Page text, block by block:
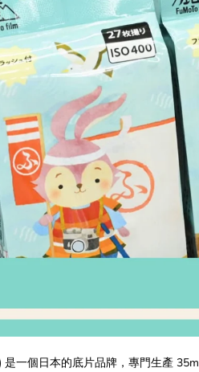
一個日本的底片品牌，專門生產